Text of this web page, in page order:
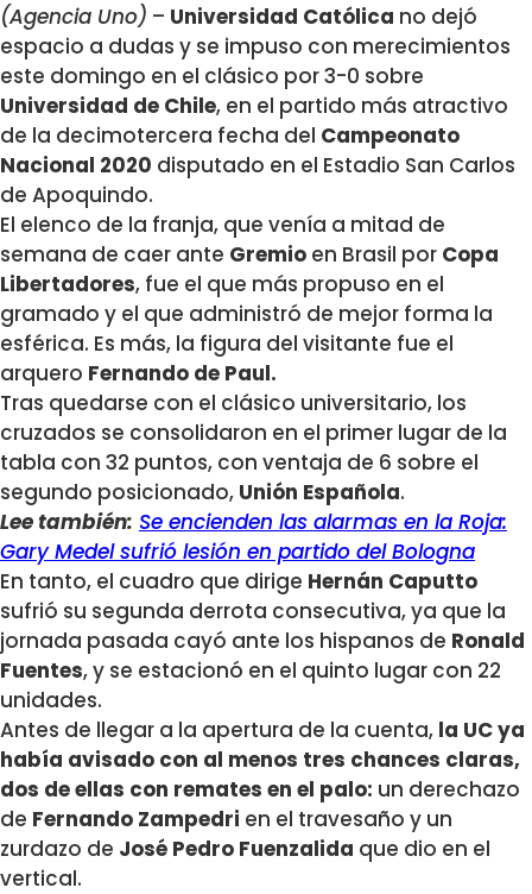
(Agencia Uno) – Universidad Católica no dejó
espacio a dudas y se impuso con merecimientos
este domingo en el clásico por 3-0 sobre
Universidad de Chile, en el partido más atractivo
de la decimotercera fecha del Campeonato
Nacional 2020 disputado en el Estadio San Carlos
de Apoquindo.
El elenco de la franja, que venía a mitad de
semana de caer ante Gremio en Brasil por Copa
Libertadores, fue el que más propuso en el
gramado y el que administró de mejor forma la
esférica. Es más, la figura del visitante fue el
arquero Fernando de Paul.
Tras quedarse con el clásico universitario, los
cruzados se consolidaron en el primer lugar de la
tabla con 32 puntos, con ventaja de 6 sobre el
segundo posicionado, Unión Española.
Lee también: Se encienden las alarmas en la Roja:
Gary Medel sufrió lesión en partido del Bologna
En tanto, el cuadro que dirige Hernán Caputto
sufrió su segunda derrota consecutiva, ya que la
jornada pasada cayó ante los hispanos de Ronald
Fuentes, y se estacionó en el quinto lugar con 22
unidades.
Antes de llegar a la apertura de la cuenta, la UC ya
había avisado con al menos tres chances claras,
dos de ellas con remates en el palo: un derechazo
de Fernando Zampedri en el travesaño y un
zurdazo de José Pedro Fuenzalida que dio en el
vertical.